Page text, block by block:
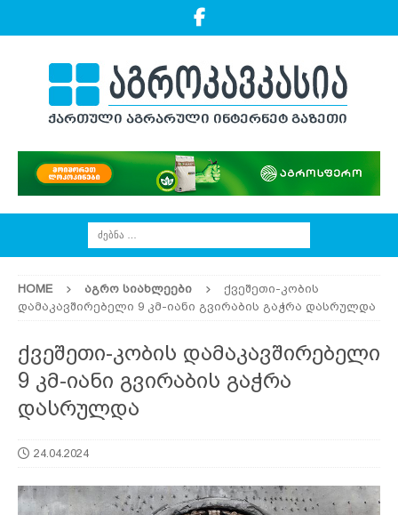
HOME ᲐᲒᲠᲝ ᲡᲘᲐᲮᲚᲔᲔᲑᲘ
ქვეშეთი-კობის
დამაკავშირებელი 9 კმ-იანი გვირაბის გაჭრა დასრულდა
ქვეშეთი-კობის დამაკავშირებელი
9 კმ-იანი გვირაბის გაჭრა
დასრულდა
24.04.2024